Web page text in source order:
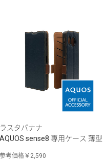
ラスタバナナ
AQUOS sense8 専用ケース 薄型
参考価格￥2,590